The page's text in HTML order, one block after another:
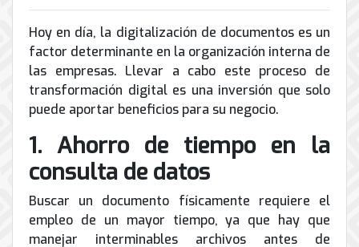
CONTPAQi
Hiperconvergencia
Soporte
de
Correo
Electrónico
de
Torres
Arriostradas
Equipos
para
videoconferencias
Renta
de
Servicio
de
Internet
Energía
y
UPS
Tierra
pararrayos
la
nube
Servicios
de
Computo
&
Hoy en día, la digitalización de documentos es un
factor determinante en la organización interna de
las empresas. Llevar a cabo este proceso de
transformación digital es una inversión que solo
puede aportar beneficios para su negocio.
1. Ahorro de tiempo en la
consulta de datos
Buscar un documento físicamente requiere el
empleo de un mayor tiempo, ya que hay que
manejar interminables archivos antes de